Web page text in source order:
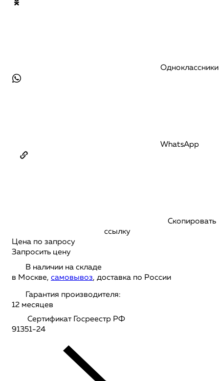
Одноклассники
WhatsApp
Скопировать
ссылку
Цена по запросу
Запросить цену
В наличии на складе
в Москве, самовывоз, доставка по России
Гарантия производителя:
12 месяцев
Сертификат Госреестр РФ
91351-24